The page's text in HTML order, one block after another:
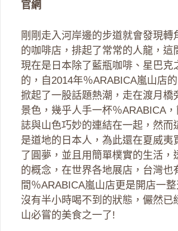
官網
剛剛走入河岸邊的步道就會發現轉
的咖啡店，排起了常常的人龍，這
現在是日本除了藍瓶咖啡、星巴克
的，自2014年％ARABICA嵐山店
掀起了一股話題熱潮，走在渡月橋
景色，幾乎人手一杯％ARABICA
誌與山色巧妙的連結在一起，然而
是道地的日本人，為此還在夏威夷
了圓夢，並且用簡單樸實的生活，
的概念，在世界各地展店，台灣也
間％ARABICA嵐山店更是開店一
沒有半小時喝不到的狀態，儼然已
山必嘗的美食之一了!